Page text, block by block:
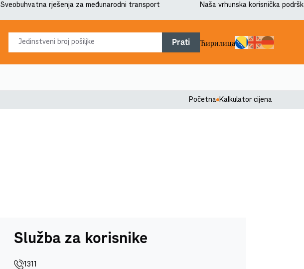
Sveobuhvatna rješenja za međunarodni transport Naša vrhunska korisnička
Prati Ћирилица
Početna Kalkulator cijena
Služba za korisnike
1311